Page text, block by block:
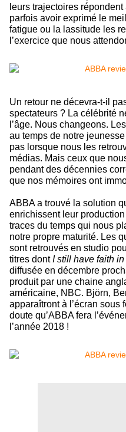
leurs trajectoires
parfois avoir exprimé le
fatigue ou la lassitude les
l’exercice que nous
Un retour ne décevra-t-il
spectateurs ? La célébrité
l’âge. Nous changeons.
au temps de notre
pas lorsque nous les
médias. Mais ceux que
pendant des décennies
que nos mémoires ont
ABBA a trouvé la solution
enrichissent leur
traces du temps qui nous
notre propre maturité. Les
sont retrouvés en studio
titres dontI still have faith
diffusée en décembre
produit par une chaine
américaine, NBC. Björn,
apparaîtront à l’écran sous
doute qu’ABBA fera
l’année 2018 !